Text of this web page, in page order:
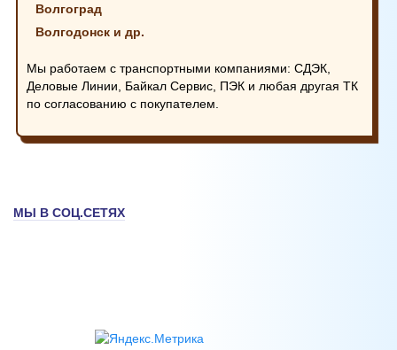
Волгоград
Волгодонск и др.
Мы работаем с транспортными компаниями: СДЭК,
Деловые Линии, Байкал Сервис, ПЭК и любая другая ТК
по согласованию с покупателем.
МЫ В СОЦ.СЕТЯХ